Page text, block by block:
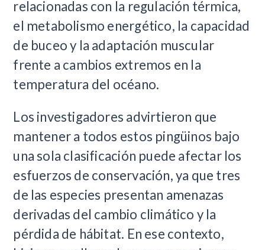
relacionadas con la regulación térmica,
el metabolismo energético, la capacidad
de buceo y la adaptación muscular
frente a cambios extremos en la
temperatura del océano.
Los investigadores advirtieron que
mantener a todos estos pingüinos bajo
una sola clasificación puede afectar los
esfuerzos de conservación, ya que tres
de las especies presentan amenazas
derivadas del cambio climático y la
pérdida de hábitat. En ese contexto,